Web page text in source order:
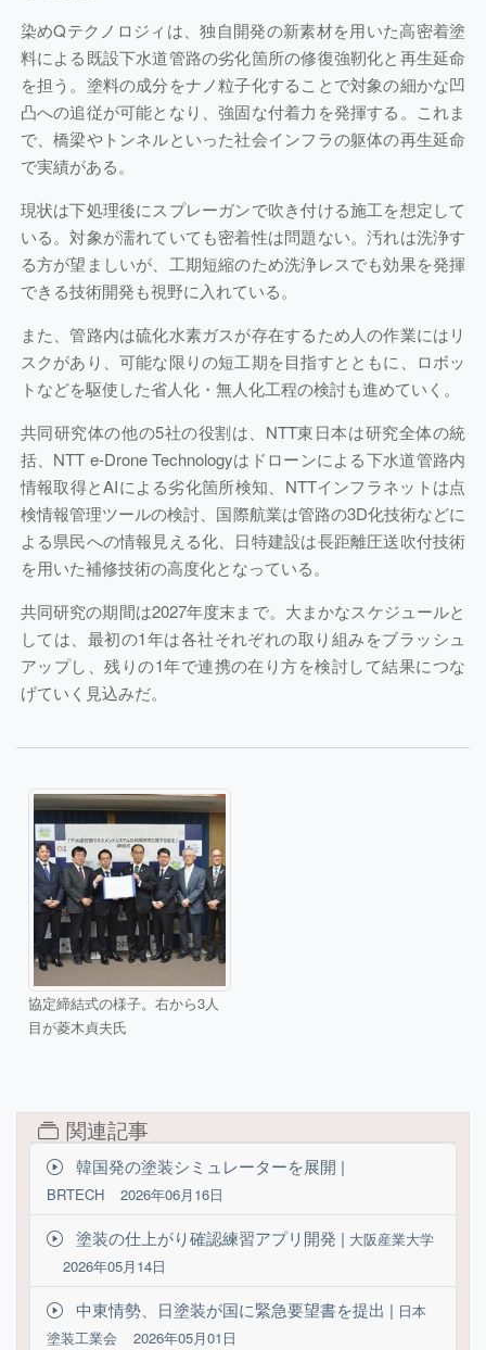
染めQテクノロジィは、独自開発の新素材を用いた高密着塗
料による既設下水道管路の劣化箇所の修復強靭化と再生延命
を担う。塗料の成分をナノ粒子化することで対象の細かな凹
凸への追従が可能となり、強固な付着力を発揮する。これま
で、橋梁やトンネルといった社会インフラの躯体の再生延命
で実績がある。
現状は下処理後にスプレーガンで吹き付ける施工を想定して
いる。対象が濡れていても密着性は問題ない。汚れは洗浄す
る方が望ましいが、工期短縮のため洗浄レスでも効果を発揮
できる技術開発も視野に入れている。
また、管路内は硫化水素ガスが存在するため人の作業にはリ
スクがあり、可能な限りの短工期を目指すとともに、ロボッ
トなどを駆使した省人化・無人化工程の検討も進めていく。
共同研究体の他の5社の役割は、NTT東日本は研究全体の統
括、NTT e-Drone Technologyはドローンによる下水道管路内
情報取得とAIによる劣化箇所検知、NTTインフラネットは点
検情報管理ツールの検討、国際航業は管路の3D化技術などに
よる県民への情報見える化、日特建設は長距離圧送吹付技術
を用いた補修技術の高度化となっている。
共同研究の期間は2027年度末まで。大まかなスケジュールと
しては、最初の1年は各社それぞれの取り組みをブラッシュ
アップし、残りの1年で連携の在り方を検討して結果につな
げていく見込みだ。
協定締結式の様子。右から3人
目が菱木貞夫氏
関連記事
韓国発の塗装シミュレーターを展開 |
BRTECH 2026年06月16日
塗装の仕上がり確認練習アプリ開発 | 大阪産業大学
2026年05月14日
中東情勢、日塗装が国に緊急要望書を提出 | 日本
塗装工業会
2026年05月01日